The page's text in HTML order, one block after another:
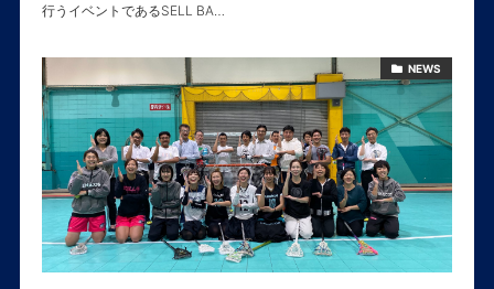
行うイベントであるSELL BA…
NEWS